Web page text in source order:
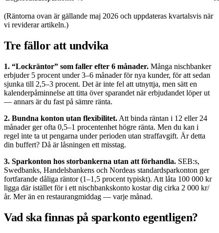
(Räntorna ovan är gällande maj 2026 och uppdateras kvartalsvis när
vi reviderar artikeln.)
Tre fällor att undvika
1. “Lockräntor” som faller efter 6 månader. Många nischbanker
erbjuder 5 procent under 3–6 månader för nya kunder, för att sedan
sjunka till 2,5–3 procent. Det är inte fel att utnyttja, men sätt en
kalenderpåminnelse att titta över sparandet när erbjudandet löper ut
— annars är du fast på sämre ränta.
2. Bundna konton utan flexibilitet. Att binda räntan i 12 eller 24
månader ger ofta 0,5–1 procentenhet högre ränta. Men du kan i
regel inte ta ut pengarna under perioden utan straffavgift. Är detta
din buffert? Då är låsningen ett misstag.
3. Sparkonton hos storbankerna utan att förhandla. SEB:s,
Swedbanks, Handelsbankens och Nordeas standardsparkonton ger
fortfarande dåliga räntor (1–1,5 procent typiskt). Att låta 100 000 kr
ligga där istället för i ett nischbankskonto kostar dig cirka 2 000 kr/
år. Mer än en restaurangmiddag — varje månad.
Vad ska finnas på sparkonto egentligen?